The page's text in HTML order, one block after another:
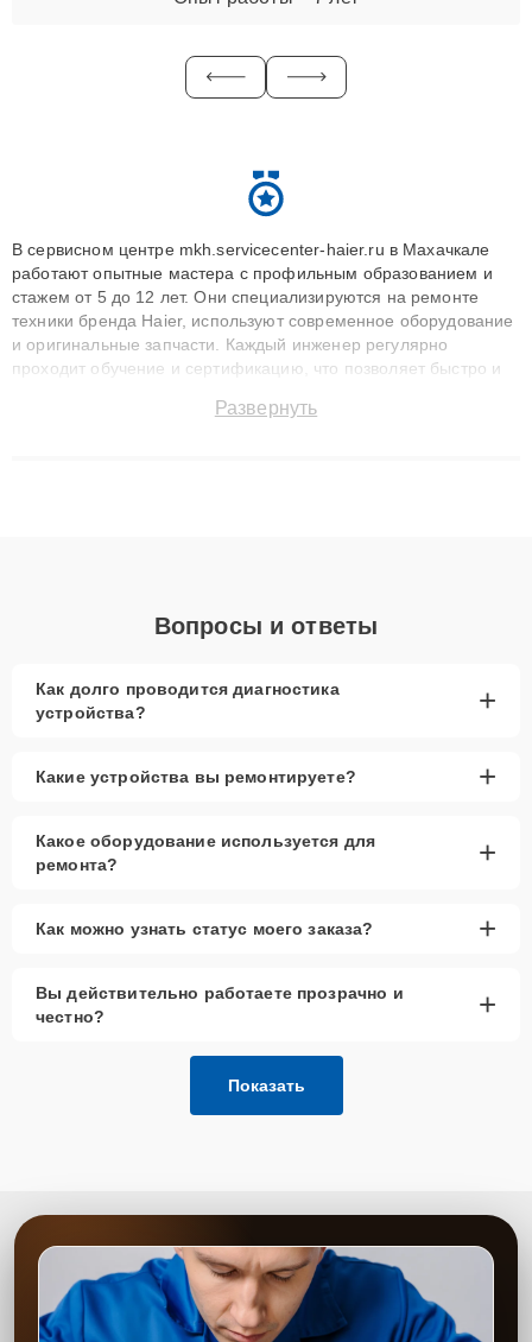
В сервисном центре mkh.servicecenter-haier.ru в Махачкале
работают опытные мастера с профильным образованием и
стажем от 5 до 12 лет. Они специализируются на ремонте
техники бренда Haier, используют современное оборудование
и оригинальные запчасти. Каждый инженер регулярно
проходит обучение и сертификацию, что позволяет быстро и
сохранением гарантии до 3 лет. Наши мастера решают
Развернуть
Вопросы и ответы
Как долго проводится диагностика
устройства?
+
Какие устройства вы ремонтируете? +
Какое оборудование используется для
ремонта?
+
Как можно узнать статус моего заказа? +
Вы действительно работаете прозрачно и
честно?
+
Показать